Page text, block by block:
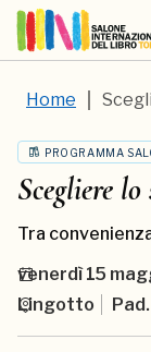
Home
PROGRAMMA
Scegliere
Tra
venerdì15
Lingotto